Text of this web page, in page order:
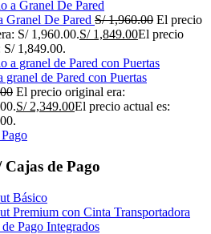
Granel De Pared S/1,960.00 El precio
S/ 1,960.00.S/1,849.00El precio
S/ 1,849.00.
granel de Pared con Puertas
El precio original era:
S/2,349.00El precio actual es:
de Pago
Básico
Premium con Cinta Transportadora
Pago Integrados